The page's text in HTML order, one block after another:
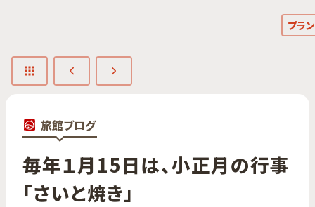
プラ
旅館ブログ
毎年​１月15日は、​小正月の​行事​
「さいと​焼き」